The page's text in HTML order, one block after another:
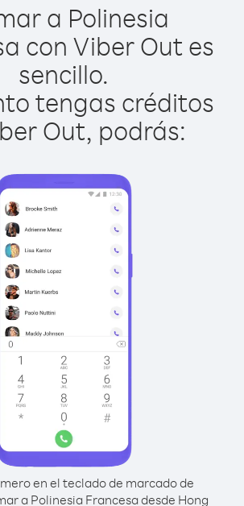
a Polinesia
con Viber Out es
sencillo.
tengas créditos
Out, podrás:
en el teclado de marcado de
a Polinesia Francesa desde Hong